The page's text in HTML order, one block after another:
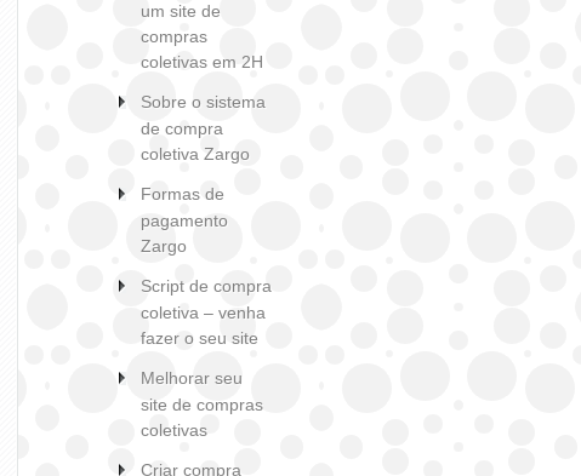
um site de
compras
coletivas em 2H
Sobre o sistema
de compra
coletiva Zargo
Formas de
pagamento
Zargo
Script de compra
coletiva – venha
fazer o seu site
Melhorar seu
site de compras
coletivas
Criar compra